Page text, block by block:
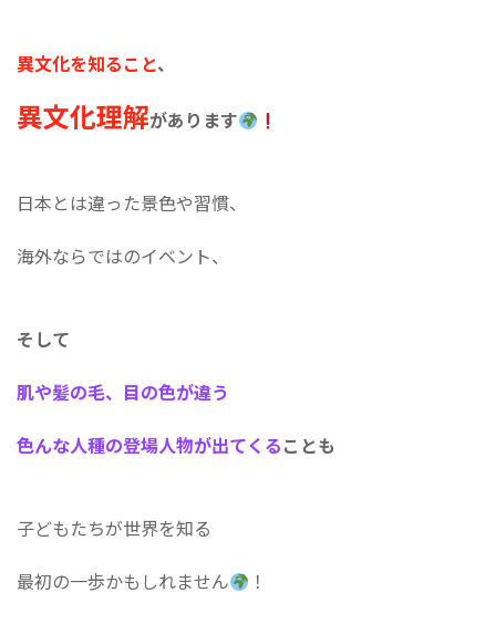
異文化を知ること、
異文化理解があります
日本とは違った景色や習慣、
海外ならではのイベント、
そして
肌や髪の毛、目の色が違う
色んな人種の登場人物が出てくる ことも
子どもたちが世界を知る
最初の一歩かもしれません ️